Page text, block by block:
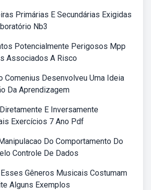
Primárias E Secundárias Exigidas
Nb3
Potencialmente Perigosos Mpp
Associados A Risco
Comenius Desenvolveu Uma Ideia
Da Aprendizagem
E Inversamente
Exercícios 7 Ano Pdf
Do Comportamento Do
Controle De Dados
Gêneros Musicais Costumam
Alguns Exemplos